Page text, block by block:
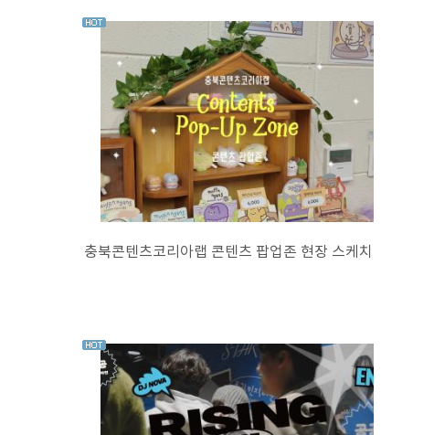
충북콘텐츠코리아랩 콘텐츠 팝업존 현장 스케치